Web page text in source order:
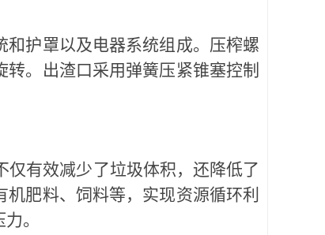
护罩以及电器系统组成。压榨螺
。出渣口采用弹簧压紧锥塞控制
有效减少了垃圾体积，还降低了
肥料、饲料等，实现资源循环利
。